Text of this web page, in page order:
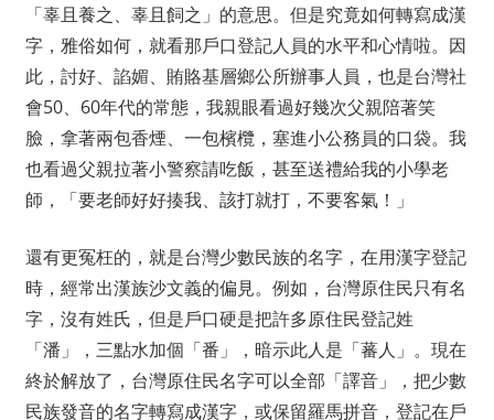
「辜且養之、辜且飼之」的意思。但是究竟如何轉寫成漢
字，雅俗如何，就看那戶口登記人員的水平和心情啦。因
此，討好、諂媚、賄賂基層鄉公所辦事人員，也是台灣社
會50、60年代的常態，我親眼看過好幾次父親陪著笑
臉，拿著兩包香煙、一包檳欖，塞進小公務員的口袋。我
也看過父親拉著小警察請吃飯，甚至送禮給我的小學老
師，「要老師好好揍我、該打就打，不要客氣！」
還有更冤枉的，就是台灣少數民族的名字，在用漢字登記
時，經常出漢族沙文義的偏見。例如，台灣原住民只有名
字，沒有姓氏，但是戶口硬是把許多原住民登記姓
「潘」，三點水加個「番」，暗示此人是「蕃人」。現在
終於解放了，台灣原住民名字可以全部「譯音」，把少數
民族發音的名字轉寫成漢字，或保留羅馬拼音，登記在戶